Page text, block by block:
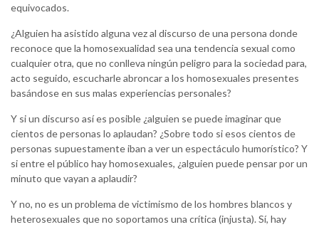
equivocados.
¿Alguien ha asistido alguna vez al discurso de una persona donde
reconoce que la homosexualidad sea una tendencia sexual como
cualquier otra, que no conlleva ningún peligro para la sociedad para,
acto seguido, escucharle abroncar a los homosexuales presentes
basándose en sus malas experiencias personales?
Y si un discurso así es posible ¿alguien se puede imaginar que
cientos de personas lo aplaudan? ¿Sobre todo si esos cientos de
personas supuestamente iban a ver un espectáculo humorístico? Y
si entre el público hay homosexuales, ¿alguien puede pensar por un
minuto que vayan a aplaudir?
Y no, no es un problema de victimismo de los hombres blancos y
heterosexuales que no soportamos una crítica (injusta). Sí, hay